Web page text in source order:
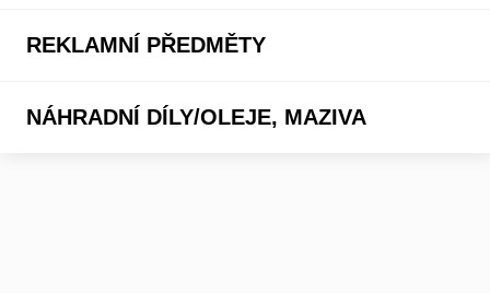
REKLAMNÍ PŘEDMĚTY
NÁHRADNÍ DÍLY/OLEJE, MAZIVA